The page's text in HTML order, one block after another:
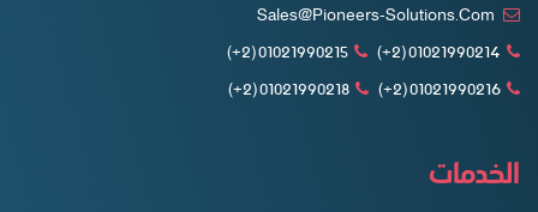
01021990214 (2+)
01021990215 (2+)
01021990216 (2+)
01021990218 (2+)
الخدمات